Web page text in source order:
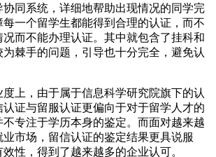
协同系统，详细地帮助出现情况的同学完
每一个留学生都能得到合理的认证，而不
况而不能办理认证。其中就包含了挂科和
棘手的问题，引导也十分完全，避免认
上，由于属于信息科学研究院旗下的认
证与留服认证更偏向于对于留学人才的
专注于学历本身的鉴定。而面对越来越
市场，留信认证的鉴定结果更具说服
性，得到了越来越多的企业认可。